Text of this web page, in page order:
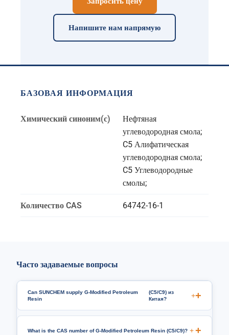
Напишите нам напрямую
БАЗОВАЯ ИНФОРМАЦИЯ
Химический синоним(с)
Нефтяная
углеводородная смола;
C5 Алифатическая
углеводородная смола;
C5 Углеводородные
смолы;
Количество CAS 64742-16-1
Часто задаваемые вопросы
Can SUNCHEM supply G-Modified Petroleum
Resin
(С5/С9) из
Китая?
+
What is the CAS number of G-Modified Petroleum Resin (С5/С9)? +